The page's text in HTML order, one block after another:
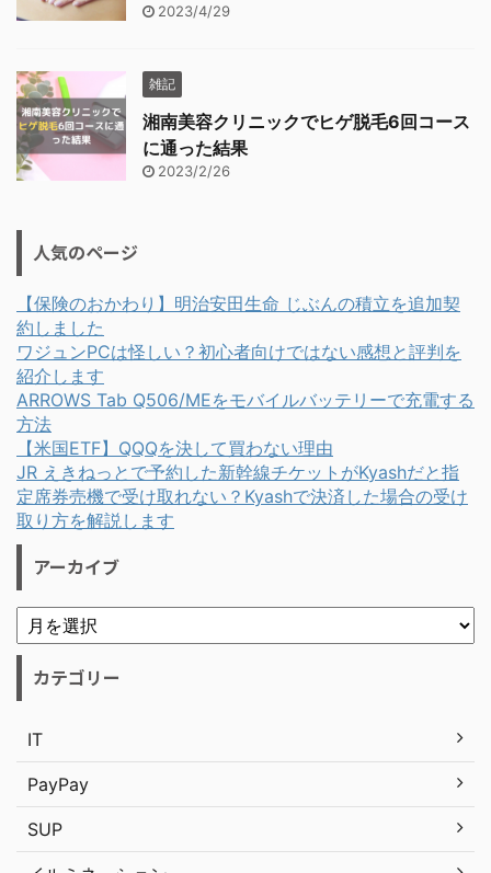
2023/4/29
雑記
湘南美容クリニックでヒゲ脱毛6回コース
に通った結果
2023/2/26
人気のページ
【保険のおかわり】明治安田生命 じぶんの積立を追加契
約しました
ワジュンPCは怪しい？初心者向けではない感想と評判を
紹介します
ARROWS Tab Q506/MEをモバイルバッテリーで充電する
方法
【米国ETF】QQQを決して買わない理由
JR えきねっとで予約した新幹線チケットがKyashだと指
定席券売機で受け取れない？Kyashで決済した場合の受け
取り方を解説します
アーカイブ
カテゴリー
IT
PayPay
SUP